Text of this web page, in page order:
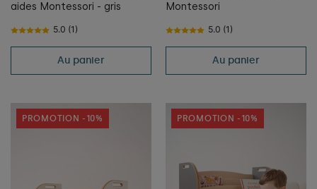
aides Montessori - gris
5.0 (1)
Au panier
Montessori
5.0 (1)
Au panier
PROMOTION -10% PROMOTION -10%